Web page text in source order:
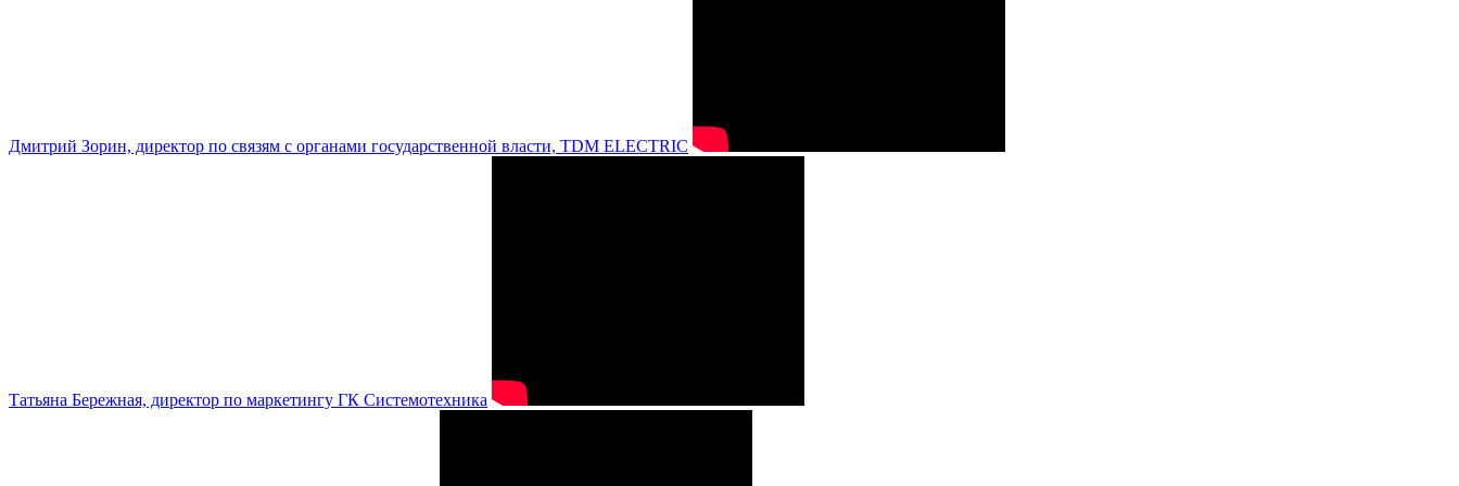
Дмитрий Зорин, директор по связям с органами государственной власти, TDM ELECTRIC
Татьяна Бережная, директор по маркетингу ГК Системотехника